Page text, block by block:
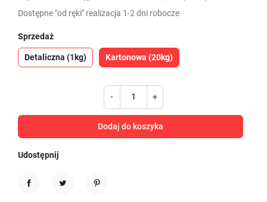
Dostępne "od ręki" realizacja 1-2 dni robocze
Sprzedaż
Detaliczna (1kg) Kartonowa (20kg)
- +
Dodaj do koszyka
Udostępnij